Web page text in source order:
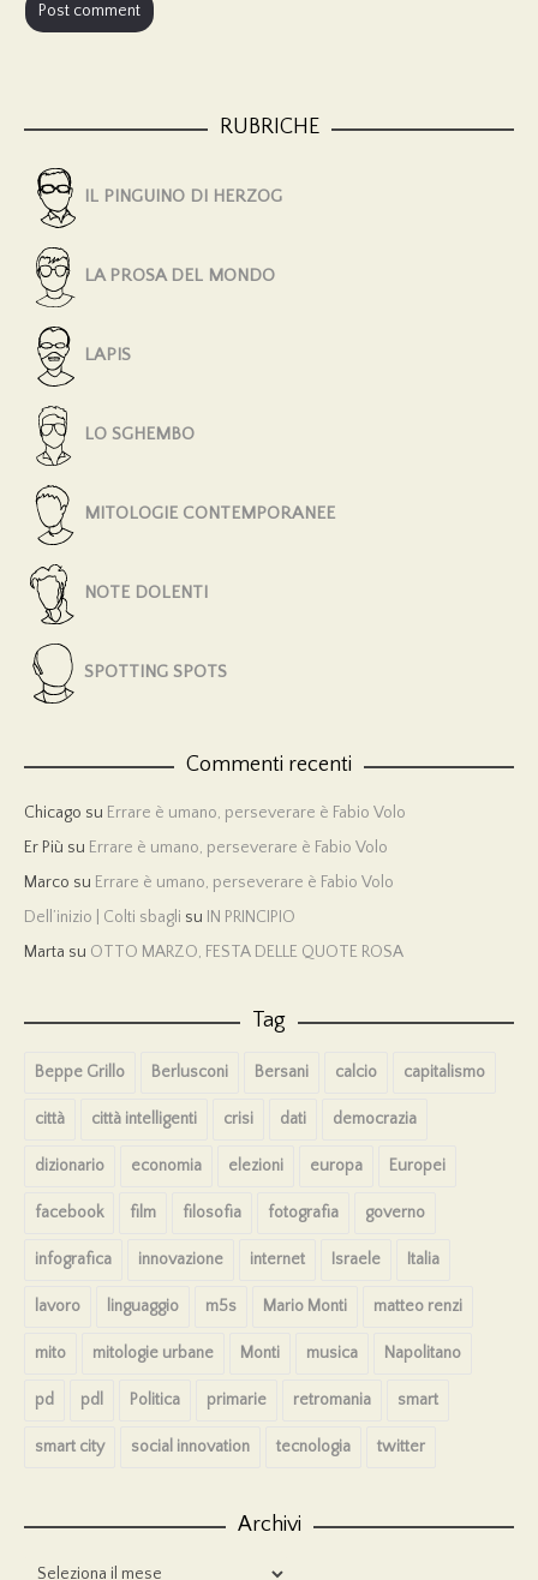
RUBRICHE
IL PINGUINO DI HERZOG
LA PROSA DEL MONDO
LAPIS
LO SGHEMBO
MITOLOGIE CONTEMPORANEE
NOTE DOLENTI
SPOTTING SPOTS
Commenti recenti
Chicago su Errare è umano, perseverare è Fabio Volo
Er Più su Errare è umano, perseverare è Fabio Volo
Marco su Errare è umano, perseverare è Fabio Volo
Dell’inizio | Colti sbagli su IN PRINCIPIO
Marta su OTTO MARZO, FESTA DELLE QUOTE ROSA
Tag
Beppe Grillo Berlusconi Bersani calcio capitalismo
città città intelligenti crisi dati democrazia
dizionario economia elezioni europa Europei
facebook film filosofia fotografia governo
infografica innovazione internet Israele Italia
lavoro linguaggio m5s Mario Monti matteo renzi
mito mitologie urbane Monti musica Napolitano
pd pdl Politica primarie retromania smart
smart city social innovation tecnologia twitter
Archivi
Archivi